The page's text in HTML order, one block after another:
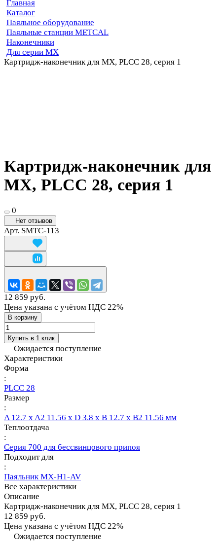
Главная
Каталог
Паяльное оборудование
Паяльные станции METCAL
Наконечники
Для серии MX
Картридж-наконечник для MX, PLCC 28, серия 1
Картридж-наконечник для
MX, PLCC 28, серия 1
0
Нет отзывов
Арт. SMTC-113
12 859 руб.
Цена указана с учётом НДС 22%
В корзину
Купить в 1 клик
Ожидается поступление
Характеристики
Форма
:
PLCC 28
Размер
:
A 12.7 x A2 11.56 x D 3.8 x B 12.7 x B2 11.56 мм
Теплоотдача
:
Серия 700 для бессвинцового припоя
Подходит для
:
Паяльник MX-H1-AV
Все характеристики
Описание
Картридж-наконечник для MX, PLCC 28, серия 1
12 859 руб.
Цена указана с учётом НДС 22%
Ожидается поступление